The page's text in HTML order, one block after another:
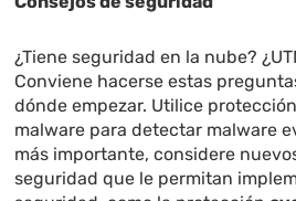
¿Tiene seguridad en la nube?
Conviene hacerse estas
dónde empezar. Utilice
malware para detectar malware
más importante, considere
seguridad que le permitan